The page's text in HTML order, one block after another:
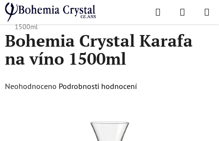
Přejít
na
obsah
Hledat
KOŠÍK
Domů
/ Karafy Karafy na víno /
Bohemia Crystal Karafa na víno
1500ml
Bohemia Crystal Karafa
na víno 1500ml
Průměrné
Neohodnoceno Podrobnosti hodnocení